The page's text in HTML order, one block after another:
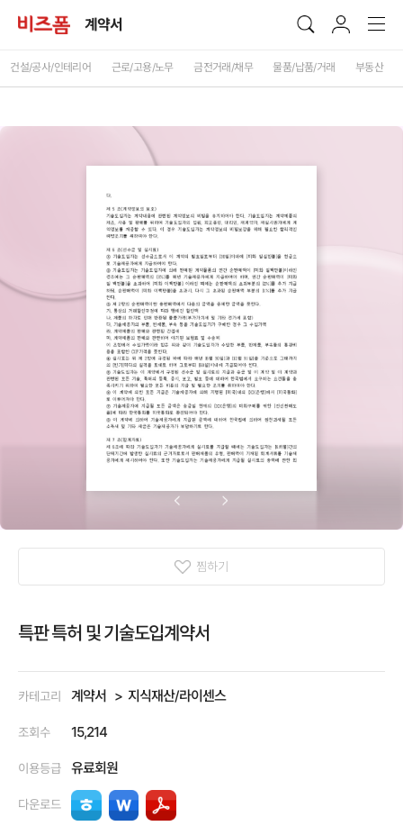
계약서
건설/공사/인테리어 근로/고용/노무 금전거래/채무 물품/납품/거래 부동산
찜하기
특판 특허 및 기술도입계약서
카테고리 계약서 지식재산/라이센스
조회수 15,214
이용등급 유료회원
다운로드